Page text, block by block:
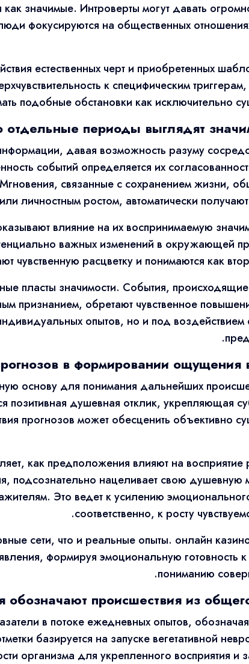
значимые. Интроверты могут давать
фокусируются на общественных
естественных черт и приобретенных
к специфическим
подобные обстановки как исключительно
отдельные периоды выглядят
давая возможность разуму
событий определяется их
связанные с сохранением жизни,
личностным ростом, автоматически получают
влияние на их воспринимаемую
важных изменений в окружающей
чувственную расцветку и понимаются как
пласты значимости. События,
признанием, обретают чувственное
опытов, но и под
в формировании ощущения
основу для понимания дальнейших
душевная отклик, укрепляющая
прогнозов может обесценить объективно
как предположения влияют на восприятие
подсознательно нацеливает свою душевную
Это ведет к усилению
соответственно, к росту
сети, что и реальные опыты. онлайн
формируя эмоциональную готовность к
пониманию
происшествия из
в потоке ежедневных опытов,
базируется на запуске вегетативной
организма для укрепленного восприятия и